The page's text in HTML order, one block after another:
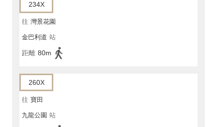
234X
往 灣景花園
金巴利道 站
距離 80m
260X
往 寶田
九龍公園 站